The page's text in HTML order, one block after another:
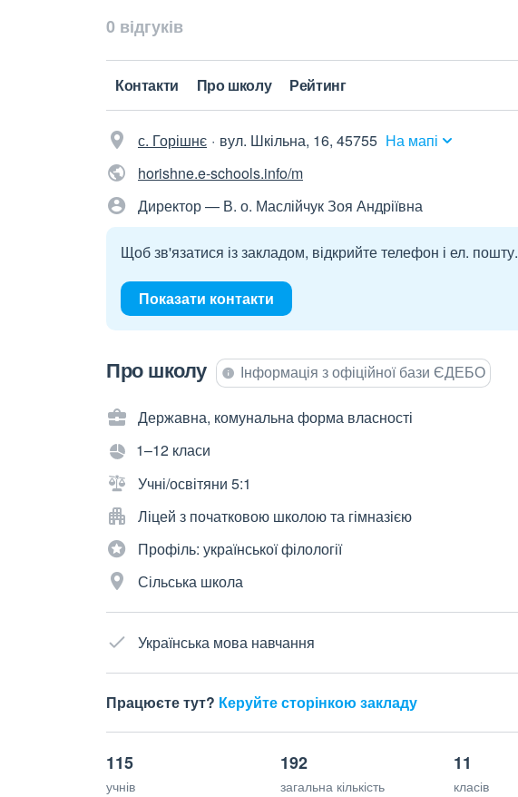
0 відгуків
Контакти Про школу Рейтинг
с. Горішнє вул. Шкільна, 16, 45755 На мапі
horishne.e-schools.info/m
Директор — В. о. Маслійчук Зоя Андріївна
Щоб зв'язатися із закладом, відкрийте телефон і ел. пошту.
Показати контакти
Про школу Інформація з офіційної бази ЄДЕБО
Державна, комунальна форма власності
1–12 класи
Учні/освітяни 5:1
Ліцей з початковою школою та гімназією
Профіль: української філології
Сільська школа
Українська мова навчання
Працюєте тут? Керуйте сторінкою закладу
115
учнів
192
загальна кількість
11
класів